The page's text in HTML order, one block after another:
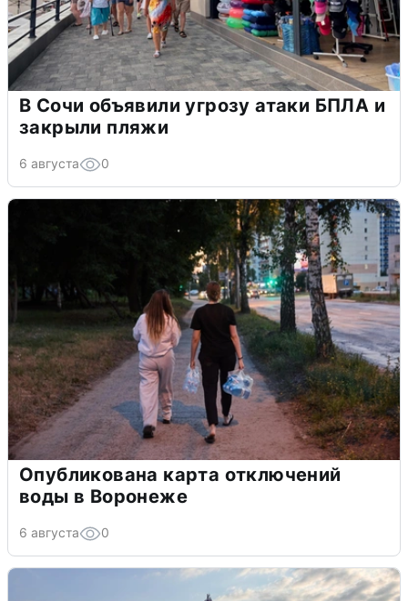
В Сочи объявили угрозу атаки БПЛА и
закрыли пляжи
6 августа 0
Опубликована карта отключений
воды в Воронеже
6 августа 0